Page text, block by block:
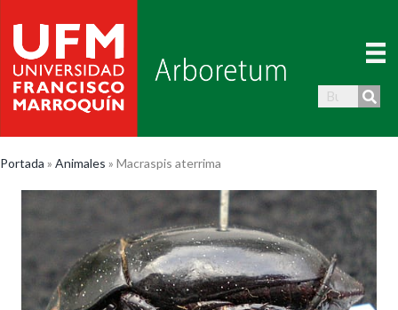
Portada » Animales » Macraspis aterrima